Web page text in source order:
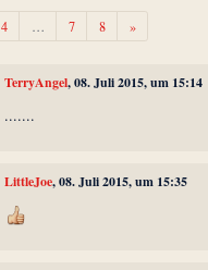
4 … 7 8 »Weiter
TerryAngel, 08. Juli 2015, um 15:14
.......
LittleJoe, 08. Juli 2015, um 15:35